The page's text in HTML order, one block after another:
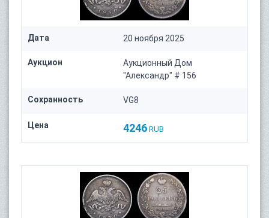
Дата 20 ноября 2025
Аукцион
Аукционный Дом
"Александр" # 156
Сохранность VG8
Цена 4246 RUB